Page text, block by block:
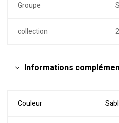
Groupe
collection
Informations
Couleur